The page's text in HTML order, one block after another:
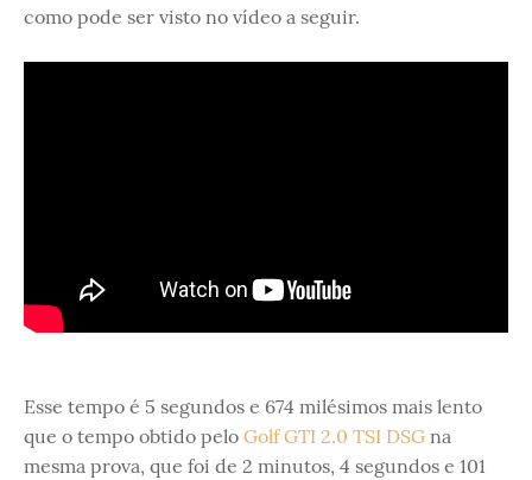
como pode ser visto no vídeo a seguir.
Esse tempo é 5 segundos e 674 milésimos mais lento
que o tempo obtido pelo Golf GTI 2.0 TSI DSG na
mesma prova, que foi de 2 minutos, 4 segundos e 101